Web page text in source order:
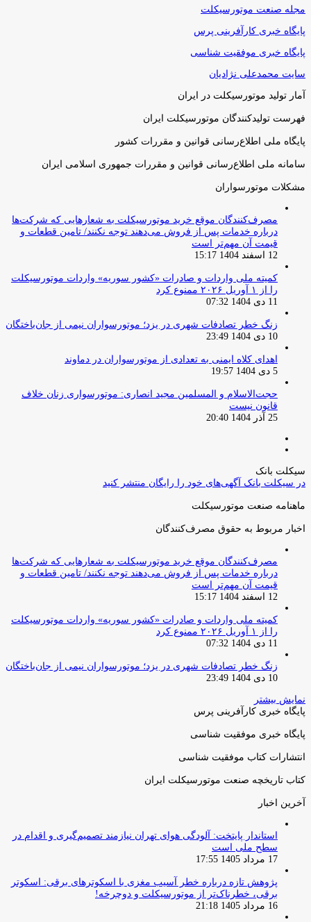
مجله صنعت موتورسیکلت
پایگاه خبری کارآفرینی پرس
پایگاه خبری موفقیت شناسی
سایت محمدعلی نژادیان
آمار تولید موتورسیکلت در ایران
فهرست تولیدکنندگان موتورسیکلت ایران
پایگاه ملی اطلاع‌رسانی قوانین و مقررات کشور
سامانه ملی اطلاع‌رسانی قوانین و مقررات جمهوری اسلامی ایران
مشکلات موتورسواران
مصرف‌کنندگان موقع خرید موتورسیکلت به شعارهایی که شرکت‌ها
درباره خدمات پس از فروش می‌دهند توجه نکنند/ تامین قطعات و
قیمت آن مهم‌تر است
12 اسفند 1404 15:17
کمیته ملی واردات و صادرات «کشور سوریه» واردات موتورسیکلت
را از ۱ آوریل ۲۰۲۶ ممنوع کرد
11 دی 1404 07:32
زنگ خطر تصادفات شهری در یزد؛ موتورسواران نیمی از جان‌باختگان
10 دی 1404 23:49
اهدای کلاه ایمنی به تعدادی از موتورسواران در دماوند
5 دی 1404 19:57
حجت‌الاسلام و المسلمین مجید انصاری: موتورسواری زنان خلاف
قانون نیست
25 آذر 1404 20:40
سیکلت بانک
در سیکلت بانک آگهی‌های خود را رایگان منتشر کنید
ماهنامه صنعت موتورسیکلت
اخبار مربوط به حقوق مصرف‌کنندگان
مصرف‌کنندگان موقع خرید موتورسیکلت به شعارهایی که شرکت‌ها
درباره خدمات پس از فروش می‌دهند توجه نکنند/ تامین قطعات و
قیمت آن مهم‌تر است
12 اسفند 1404 15:17
کمیته ملی واردات و صادرات «کشور سوریه» واردات موتورسیکلت
را از ۱ آوریل ۲۰۲۶ ممنوع کرد
11 دی 1404 07:32
زنگ خطر تصادفات شهری در یزد؛ موتورسواران نیمی از جان‌باختگان
10 دی 1404 23:49
نمایش بیشتر
پایگاه خبری کارآفرینی پرس
پایگاه خبری موفقیت شناسی
انتشارات کتاب موفقیت شناسی
کتاب تاریخچه صنعت موتورسیکلت ایران
آخرین اخبار
استاندار پایتخت: آلودگی هوای تهران نیازمند تصمیم‌گیری و اقدام در
سطح ملی است
17 مرداد 1405 17:55
پژوهش تازه درباره خطر آسیب مغزی با اسکوترهای برقی: اسکوتر
برقی، خطرناک‌تر از موتورسیکلت و دوچرخه!
16 مرداد 1405 21:18